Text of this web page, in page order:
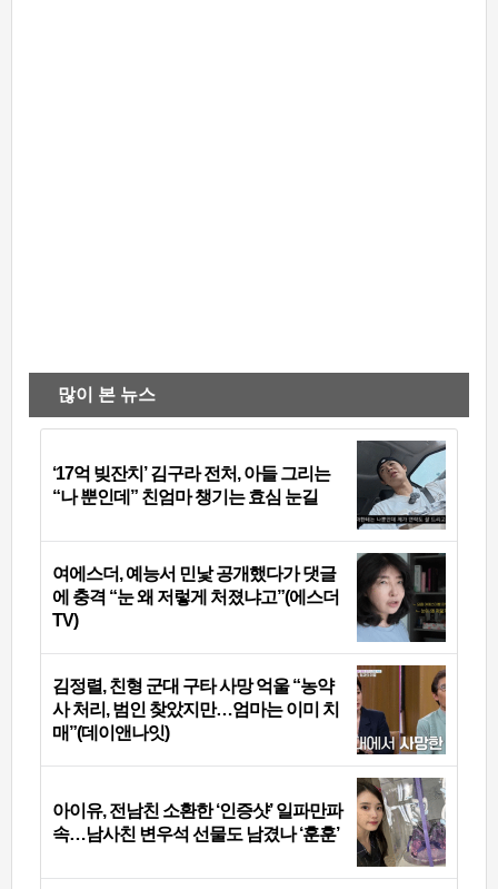
많이 본 뉴스
‘17억 빚잔치’ 김구라 전처, 아들 그리는
“나 뿐인데” 친엄마 챙기는 효심 눈길
여에스더, 예능서 민낯 공개했다가 댓글
에 충격 “눈 왜 저렇게 처졌냐고”(에스더
TV)
김정렬, 친형 군대 구타 사망 억울 “농약
사 처리, 범인 찾았지만…엄마는 이미 치
매”(데이앤나잇)
아이유, 전남친 소환한 ‘인증샷’ 일파만파
속…남사친 변우석 선물도 남겼나 ‘훈훈’